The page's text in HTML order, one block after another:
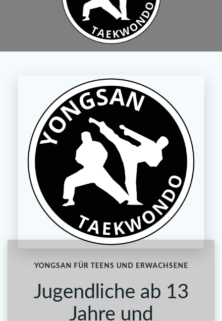
YONGSAN FÜR TEENS UND ERWACHSENE
Jugendliche ab 13
Jahre und